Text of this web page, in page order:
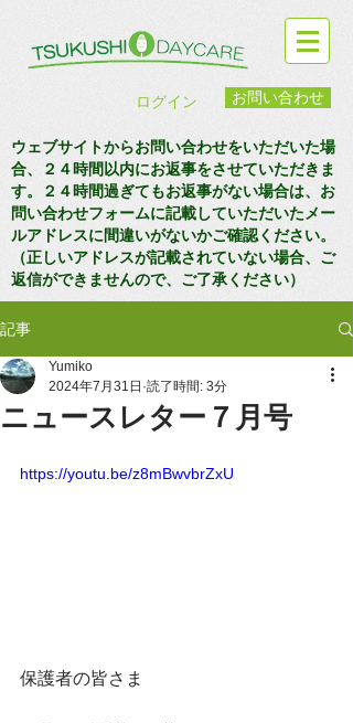
お問い合わせ
ログイン
ウェブサイトからお問い合わせをいただいた場
合、２４時間以内にお返事をさせていただきま
す。２４時間過ぎてもお返事がない場合は、お
問い合わせフォームに記載していただいたメー
ルアドレスに間違いがないかご確認ください。
（正しいアドレスが記載されていない場合、ご
返信ができませんので、ご了承ください）
記事
ニュースレター７月号
Yumiko
2024年7月31日 読了時間: 3分
https://youtu.be/z8mBwvbrZxU
保護者の皆さま